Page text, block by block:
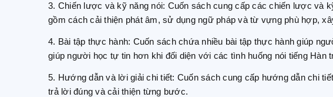
3. Chiến lược và kỹ năng nói: Cuốn sách cung cấp các chiến lược và
gồm cách cải thiện phát âm, sử dụng ngữ pháp và từ vựng phù hợp,
4. Bài tập thực hành: Cuốn sách chứa nhiều bài tập thực hành giúp
giúp người học tự tin hơn khi đối diện với các tình huống nói tiếng Hàn
5. Hướng dẫn và lời giải chi tiết: Cuốn sách cung cấp hướng dẫn chi
trả lời đúng và cải thiện từng bước.